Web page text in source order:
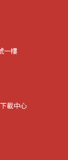
一樓
下載中心